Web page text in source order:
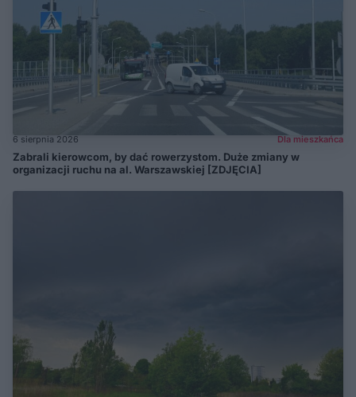
6 sierpnia 2026 Dla mieszkańca
Zabrali kierowcom, by dać rowerzystom. Duże zmiany w
organizacji ruchu na al. Warszawskiej [ZDJĘCIA]